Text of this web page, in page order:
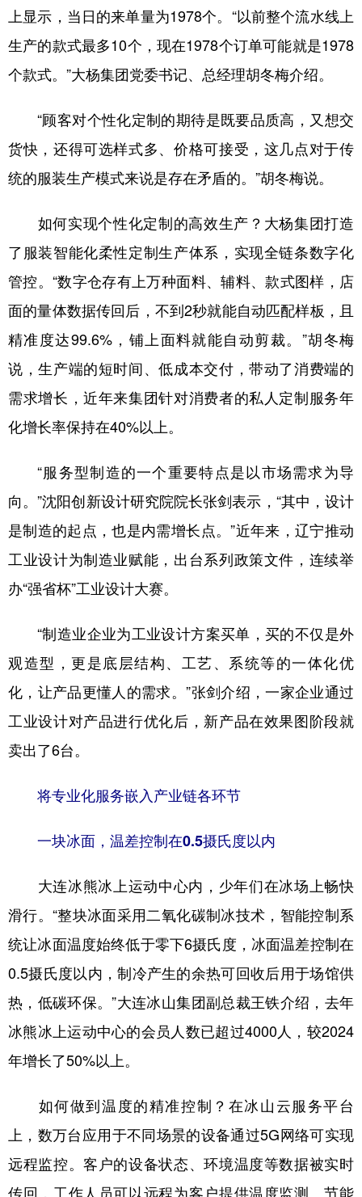
Русский язык 日本語 한국어
Deutsch Português
上显示，当日的来单量为1978个。“以前整个流水线上
生产的款式最多10个，现在1978个订单可能就是1978
个款式。”大杨集团党委书记、总经理胡冬梅介绍。
“顾客对个性化定制的期待是既要品质高，又想交
货快，还得可选样式多、价格可接受，这几点对于传
统的服装生产模式来说是存在矛盾的。”胡冬梅说。
如何实现个性化定制的高效生产？大杨集团打造
了服装智能化柔性定制生产体系，实现全链条数字化
管控。“数字仓存有上万种面料、辅料、款式图样，店
面的量体数据传回后，不到2秒就能自动匹配样板，且
精准度达99.6%，铺上面料就能自动剪裁。”胡冬梅
说，生产端的短时间、低成本交付，带动了消费端的
需求增长，近年来集团针对消费者的私人定制服务年
化增长率保持在40%以上。
“服务型制造的一个重要特点是以市场需求为导
向。”沈阳创新设计研究院院长张剑表示，“其中，设计
是制造的起点，也是内需增长点。”近年来，辽宁推动
工业设计为制造业赋能，出台系列政策文件，连续举
办“强省杯”工业设计大赛。
“制造业企业为工业设计方案买单，买的不仅是外
观造型，更是底层结构、工艺、系统等的一体化优
化，让产品更懂人的需求。”张剑介绍，一家企业通过
工业设计对产品进行优化后，新产品在效果图阶段就
卖出了6台。
将专业化服务嵌入产业链各环节
一块冰面，温差控制在0.5摄氏度以内
大连冰熊冰上运动中心内，少年们在冰场上畅快
滑行。“整块冰面采用二氧化碳制冰技术，智能控制系
统让冰面温度始终低于零下6摄氏度，冰面温差控制在
0.5摄氏度以内，制冷产生的余热可回收后用于场馆供
热，低碳环保。”大连冰山集团副总裁王铁介绍，去年
冰熊冰上运动中心的会员人数已超过4000人，较2024
年增长了50%以上。
如何做到温度的精准控制？在冰山云服务平台
上，数万台应用于不同场景的设备通过5G网络可实现
远程监控。客户的设备状态、环境温度等数据被实时
传回，工作人员可以远程为客户提供温度监测、节能